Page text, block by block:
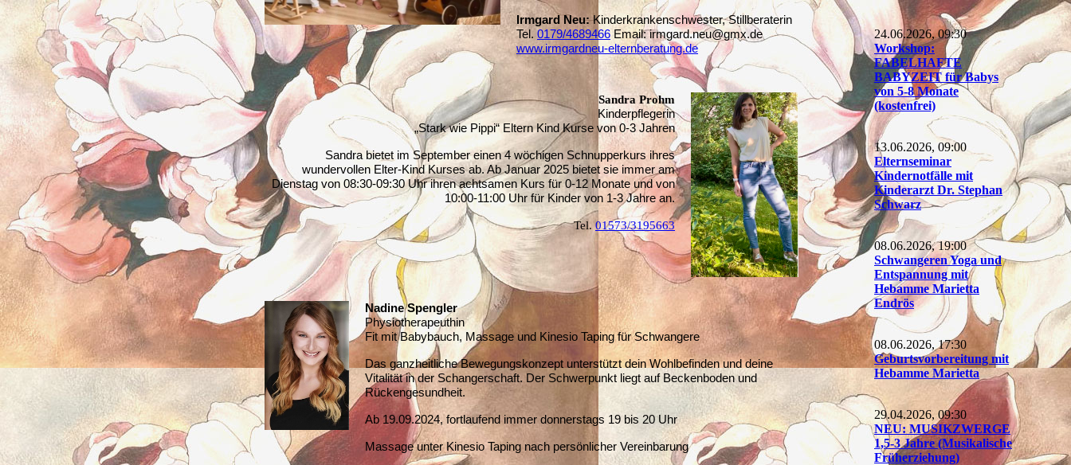
Irmgard Neu:Kinderkrankenschwester, Stillberaterin
Tel. 0179/4689466Email: irmgard.neu@gmx.de
www.irmgardneu-elternberatung.de
Sandra Prohm
Kinderpflegerin
„Stark wie Pippi“ Eltern Kind Kurse von 0-3 Jahren
Sandra bietet im September einen 4 wöchigen Schnupperkurs ihres
wundervollen Elter-Kind Kurses ab. Ab Januar 2025 bietet sie immer am
Dienstag von 08:30-09:30 Uhr ihren achtsamen Kurs für 0-12 Monate und von
10:00-11:00 Uhr für Kinder von 1-3 Jahre an.
Tel.01573/3195663
Nadine Spengler
Physiotherapeuthin
Fit mit Babybauch, Massage und Kinesio Taping für Schwangere
Das ganzheitliche Bewegungskonzept unterstützt dein Wohlbefinden und deine
Vitalität in der Schangerschaft. Der Schwerpunkt liegt auf Beckenboden und
Rückengesundheit.
Ab 19.09.2024, fortlaufend immer donnerstags 19 bis 20 Uhr
Massage unter Kinesio Taping nach persönlicher Vereinbarung
24.06.2026, 09:30
Workshop:
FABELHAFTE
BABYZEIT für Babys
von 5-8 Monate
(kostenfrei)
13.06.2026, 09:00
Elternseminar
Kindernotfälle mit
Kinderarzt Dr. Stephan
Schwarz
08.06.2026, 19:00
Schwangeren Yoga und
Entspannung mit
Hebamme Marietta
Endrös
08.06.2026, 17:30
Geburtsvorbereitung mit
Hebamme Marietta
29.04.2026, 09:30
NEU: MUSIKZWERGE
1,5-3 Jahre (Musikalische
Früherziehung)